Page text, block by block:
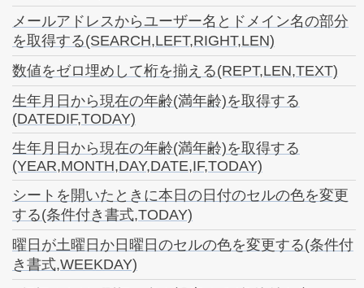
メールアドレスからユーザー名とドメイン名の部分
を取得する(SEARCH,LEFT,RIGHT,LEN)
数値をゼロ埋めして桁を揃える(REPT,LEN,TEXT)
生年月日から現在の年齢(満年齢)を取得する
(DATEDIF,TODAY)
生年月日から現在の年齢(満年齢)を取得する
(YEAR,MONTH,DAY,DATE,IF,TODAY)
シートを開いたときに本日の日付のセルの色を変更
する(条件付き書式,TODAY)
曜日が土曜日か日曜日のセルの色を変更する(条件付
き書式,WEEKDAY)